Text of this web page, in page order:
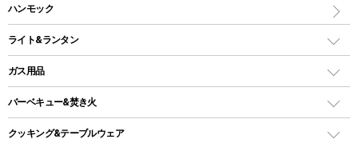
シェルターテント
ロッジ型・オリジナルテント
タープ
インフレータブルマット
アウトドアテーブル
レジャーシート
ハンモック
ライト&ランタン
LEDランタン
ガスランタン
オイルランタン
ガス用品
ガスバーナー
バーベキュー&焚き火
バーベキューコンロ、グリル
クッキング&テーブルウェア